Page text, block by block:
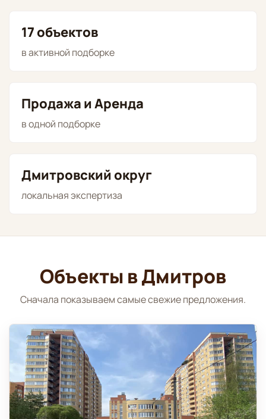
17 объектов
в активной подборке
Продажа и Аренда
в одной подборке
Дмитровский округ
локальная экспертиза
Объекты в Дмитров
Сначала показываем самые свежие предложения.